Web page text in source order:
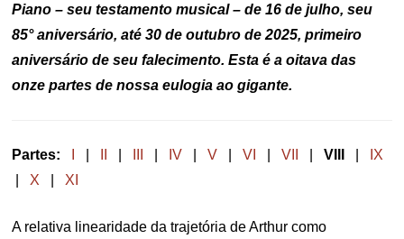
Piano – seu testamento musical – de 16 de julho, seu
85° aniversário, até 30 de outubro de 2025, primeiro
aniversário de seu falecimento. Esta é a oitava das
onze partes de nossa eulogia ao gigante.
Partes: IV |V |VI |VII |VIII
IX
X XI
A relativa linearidade da trajetória de Arthur como